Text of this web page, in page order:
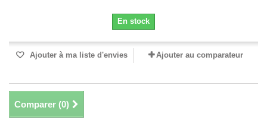
En stock
Ajouter à ma liste d'envies Ajouter au comparateur
Comparer (0)